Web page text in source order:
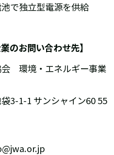
で独立型電源を供給
のお問い合わせ先】
環境・エネルギー事業
3-1-1 サンシャイン60 55